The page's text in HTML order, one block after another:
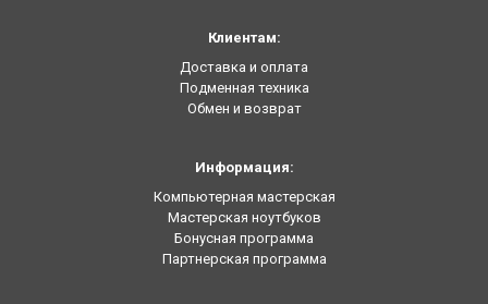
Клиентам:
Доставка и оплата
Подменная техника
Обмен и возврат
Информация:
Компьютерная мастерская
Мастерская ноутбуков
Бонусная программа
Партнерская программа